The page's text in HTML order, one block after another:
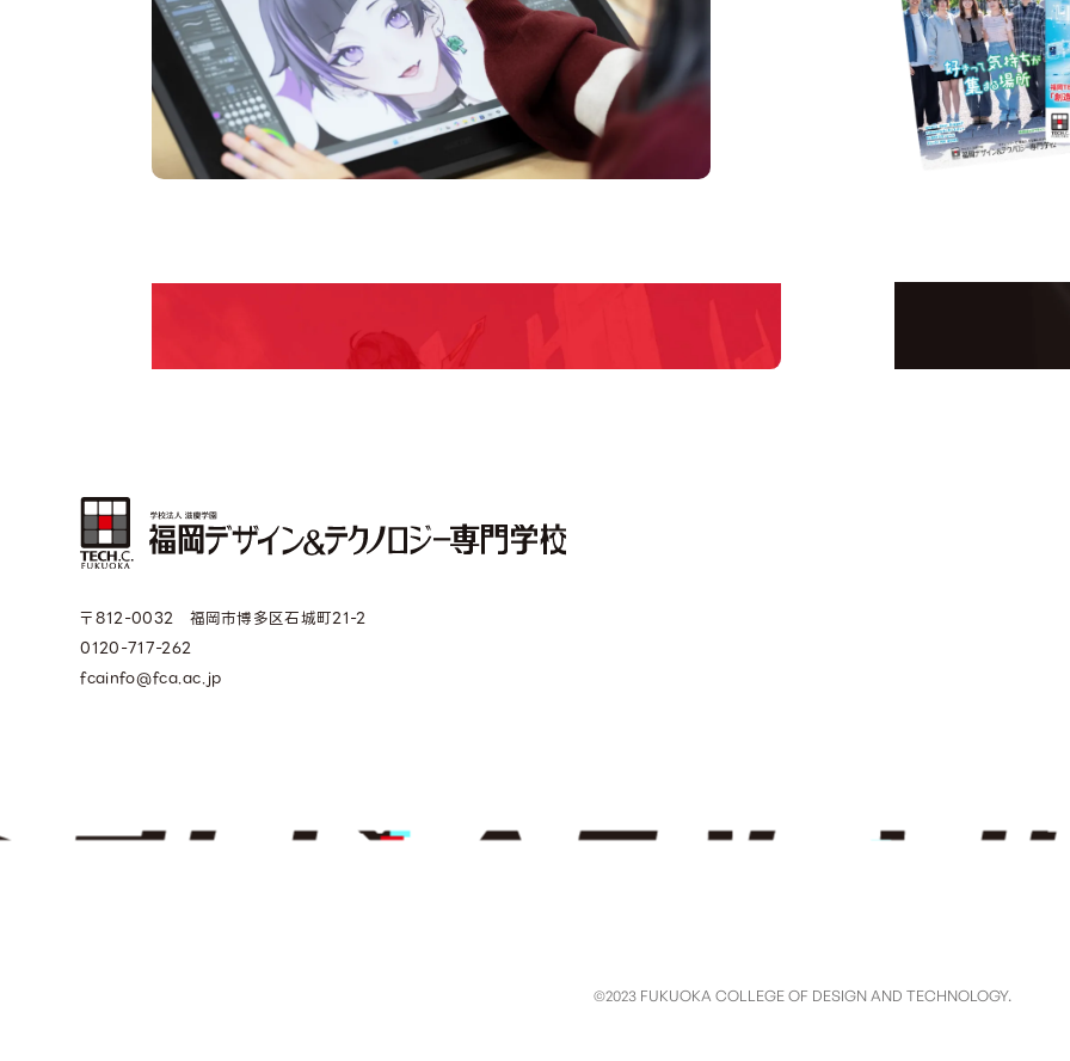
Campus Open
Request
〒812-0032 福岡市博多区石城町21-2
0120-717-262
fcainfo@fca.ac.jp
©2023 FUKUOKA COLLEGE OF DESIGN AND TECHNOLOGY.